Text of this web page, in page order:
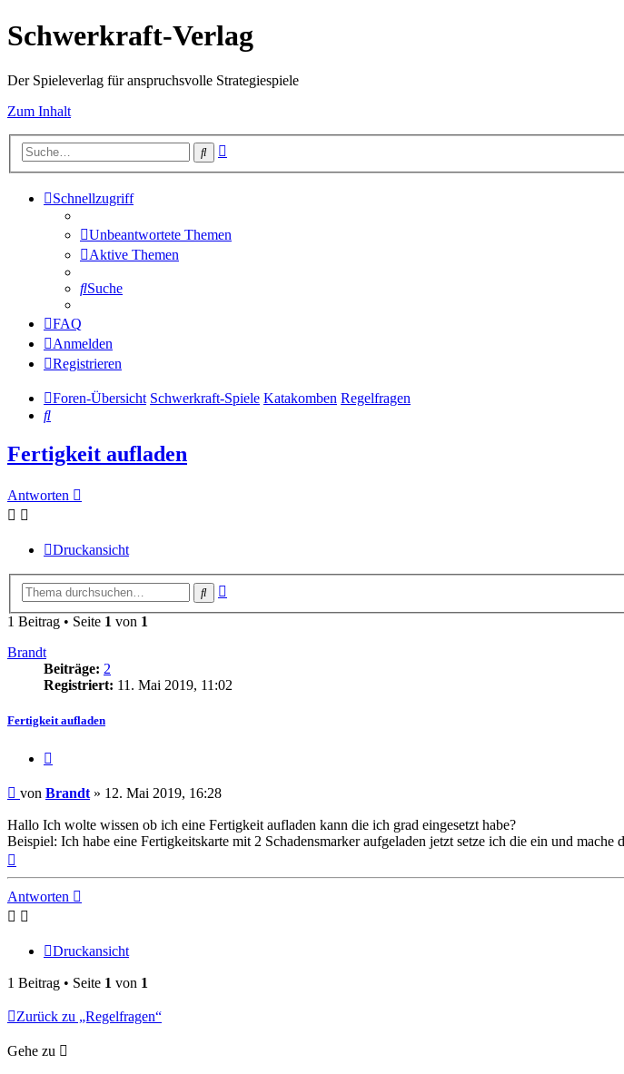
Schwerkraft-Verlag
Der Spieleverlag für anspruchsvolle Strategiespiele
Zum Inhalt
Suche
Schnellzugriff
Unbeantwortete Themen
Aktive Themen
Suche
FAQ
Anmelden
Registrieren
Foren-Übersicht Schwerkraft-Spiele Katakomben Regelfragen
Suche
Fertigkeit aufladen
Antworten
Druckansicht
Suche
1 Beitrag • Seite 1 von 1
Brandt
Beiträge: 2
Registriert: 11. Mai 2019, 11:02
Fertigkeit aufladen
Beitrag
von Brandt » 12. Mai 2019, 16:28
Hallo Ich wolte wissen ob ich eine Fertigkeit aufladen kann die ich grad eingesetzt habe?
Beispiel: Ich habe eine Fertigkeitskarte mit 2 Schadensmarker aufgeladen jetzt setze ich die ein und
Antworten
Druckansicht
1 Beitrag • Seite 1 von 1
Zurück zu „Regelfragen“
Gehe zu